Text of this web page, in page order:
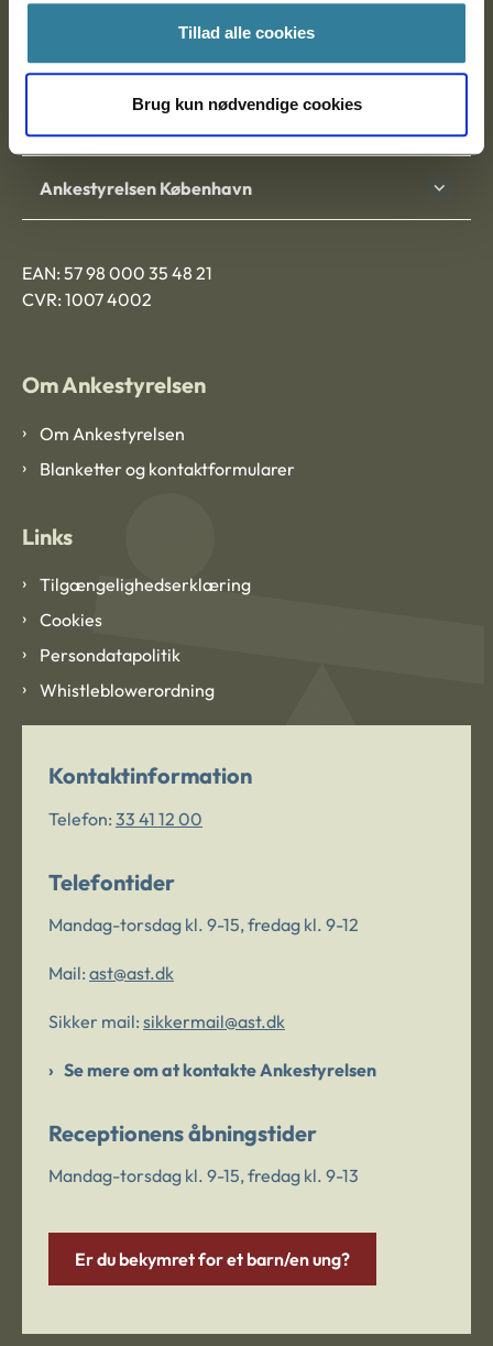
Tillad alle cookies
Brug kun nødvendige cookies
Nytorv 7, 2. sal
Ankestyrelsen København
EAN: 57 98 000 35 48 21
CVR: 1007 4002
Om Ankestyrelsen
Om Ankestyrelsen
Blanketter og kontaktformularer
Links
Tilgængelighedserklæring
Cookies
Persondatapolitik
Whistleblowerordning
Kontaktinformation
Telefon: 33 41 12 00
Telefontider
Mandag-torsdag kl. 9-15, fredag kl. 9-12
Mail: ast@ast.dk
Sikker mail: sikkermail@ast.dk
Se mere om at kontakte Ankestyrelsen
Receptionens åbningstider
Mandag-torsdag kl. 9-15, fredag kl. 9-13
Er du bekymret for et barn/en ung?